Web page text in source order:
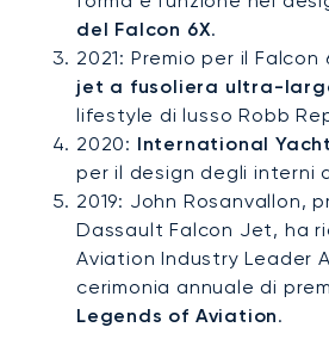
del Falcon 6X.
2021: Premio per il Falcon
jet a fusoliera ultra-
lifestyle di lusso Robb
2020: International
per il design degli interni
2019: John Rosanvallon,
Dassault Falcon Jet, ha
Aviation Industry Leader
cerimonia annuale di
Legends of Aviation.